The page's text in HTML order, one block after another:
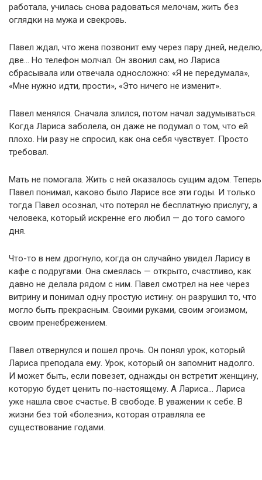
работала, училась снова радоваться мелочам, жить без
оглядки на мужа и свекровь.
Павел ждал, что жена позвонит ему через пару дней, неделю,
две… Но телефон молчал. Он звонил сам, но Лариса
сбрасывала или отвечала односложно: «Я не передумала»,
«Мне нужно идти, прости», «Это ничего не изменит».
Павел менялся. Сначала злился, потом начал задумываться.
Когда Лариса заболела, он даже не подумал о том, что ей
плохо. Ни разу не спросил, как она себя чувствует. Просто
требовал.
Мать не помогала. Жить с ней оказалось сущим адом. Теперь
Павел понимал, каково было Ларисе все эти годы. И только
тогда Павел осознал, что потерял не бесплатную прислугу, а
человека, который искренне его любил — до того самого
дня.
Что-то в нем дрогнуло, когда он случайно увидел Ларису в
кафе с подругами. Она смеялась — открыто, счастливо, как
давно не делала рядом с ним. Павел смотрел на нее через
витрину и понимал одну простую истину: он разрушил то, что
могло быть прекрасным. Своими руками, своим эгоизмом,
своим пренебрежением.
Павел отвернулся и пошел прочь. Он понял урок, который
Лариса преподала ему. Урок, который он запомнит надолго.
И может быть, если повезет, однажды он встретит женщину,
которую будет ценить по-настоящему. А Лариса… Лариса
уже нашла свое счастье. В свободе. В уважении к себе. В
жизни без той «болезни», которая отравляла ее
существование годами.